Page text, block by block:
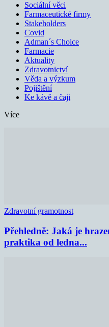
Sociální věci
Farmaceutické firmy
Stakeholders
Covid
Adman´s Choice
Farmacie
Aktuality
Zdravotnictví
Věda a výzkum
Pojištění
Ke kávě a čaji
Více
Zdravotní gramotnost
Přehledně: Jaká je
praktika od ledna...